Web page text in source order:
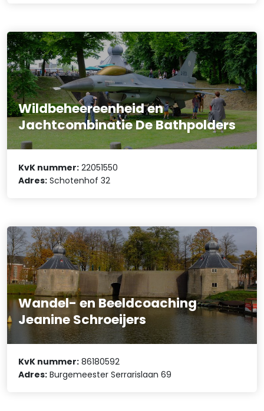
Wildbeheereenheid en
Jachtcombinatie De Bathpolders
KvK nummer: 22051550
Adres: Schotenhof 32
Wandel- en Beeldcoaching
Jeanine Schroeijers
KvK nummer: 86180592
Adres: Burgemeester Serrarislaan 69